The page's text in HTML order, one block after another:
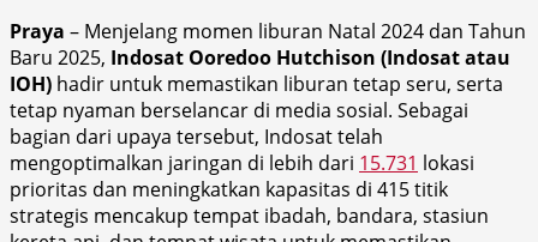
Praya – Menjelang momen liburan Natal 2024 dan Tahun
Baru 2025, Indosat Ooredoo Hutchison (Indosat atau
IOH) hadir untuk memastikan liburan tetap seru, serta
tetap nyaman berselancar di media sosial. Sebagai
bagian dari upaya tersebut, Indosat telah
mengoptimalkan jaringan di lebih dari 15.731 lokasi
prioritas dan meningkatkan kapasitas di 415 titik
strategis mencakup tempat ibadah, bandara, stasiun